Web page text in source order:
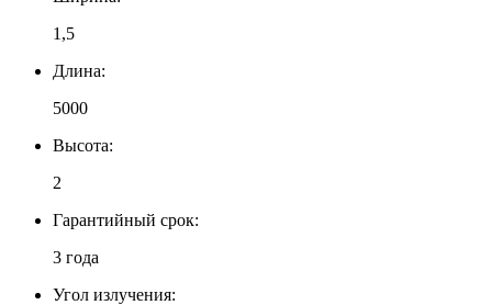
1,5
Длина:
5000
Высота:
2
Гарантийный срок:
3 года
Угол излучения: